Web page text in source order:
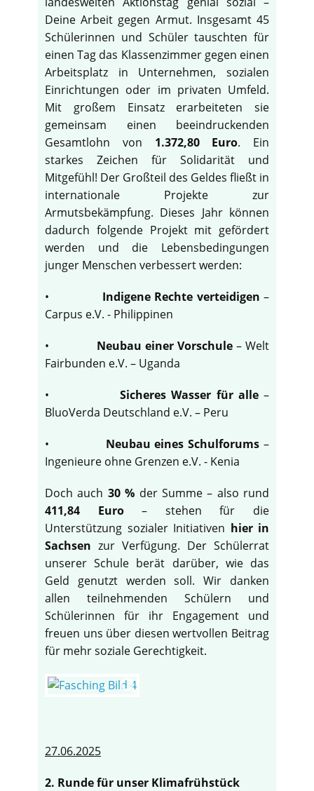
Deine Arbeit gegen Armut. Insgesamt 45
Schülerinnen und Schüler tauschten für
einen Tag das Klassenzimmer gegen einen
Arbeitsplatz in Unternehmen, sozialen
Einrichtungen oder im privaten Umfeld.
Mit großem Einsatz erarbeiteten sie
gemeinsam einen beeindruckenden
Gesamtlohn von 1.372,80 Euro. Ein
starkes Zeichen für Solidarität und
Mitgefühl! Der Großteil des Geldes fließt in
internationale Projekte zur
Armutsbekämpfung. Dieses Jahr können
dadurch folgende Projekt mit gefördert
werden und die Lebensbedingungen
junger Menschen verbessert werden:
• Indigene Rechte verteidigen –
Carpus e.V. - Philippinen
• Neubau einer Vorschule – Welt
Fairbunden e.V. – Uganda
•Sicheres Wasser für alle–
BluoVerda Deutschland e.V. – Peru
• Neubau eines Schulforums –
Ingenieure ohne Grenzen e.V. - Kenia
Doch auch 30 % der Summe – also rund
411,84 Euro– stehen für die
Unterstützung sozialer Initiativen hier in
Sachsen zur Verfügung. Der Schülerrat
unserer Schule berät darüber, wie das
Geld genutzt werden soll. Wir danken
allen teilnehmenden Schülern und
Schülerinnen für ihr Engagement und
freuen uns über diesen wertvollen Beitrag
für mehr soziale Gerechtigkeit.
27.06.2025
2. Runde für unser Klimafrühstück